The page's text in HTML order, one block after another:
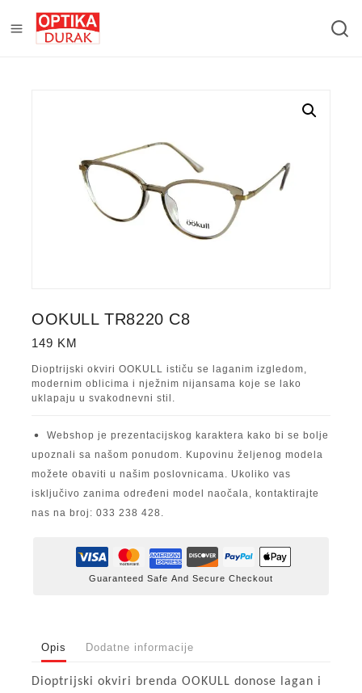
OOKULL TR8220 C8
149 KM
Dioptrijski okviri OOKULL ističu se laganim izgledom,
modernim oblicima i nježnim nijansama koje se lako
uklapaju u svakodnevni stil.
Webshop je prezentacijskog karaktera kako bi se bolje
upoznali sa našom ponudom. Kupovinu željenog modela
možete obaviti u našim poslovnicama. Ukoliko vas
isključivo zanima određeni model naočala, kontaktirajte
nas na broj: 033 238 428.
Guaranteed Safe And Secure Checkout
Opis Dodatne informacije
Dioptrijski okviri brenda OOKULL donose lagan i